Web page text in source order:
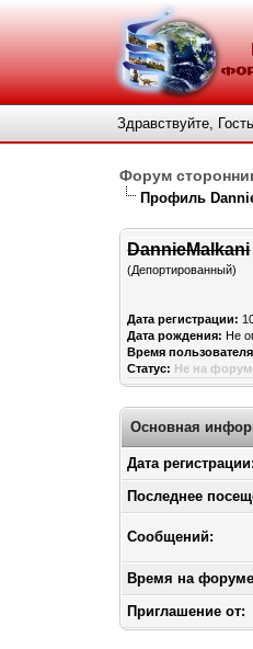
Здравствуйте,
Форум
Профиль
DannieMalkani
(Депортированный)
Дата регистрации:
Дата рождения: Не
Время
Статус: Не на
Основная
Дата регистрации:
Последнее
Сообщений:
Время на
Приглашение от: